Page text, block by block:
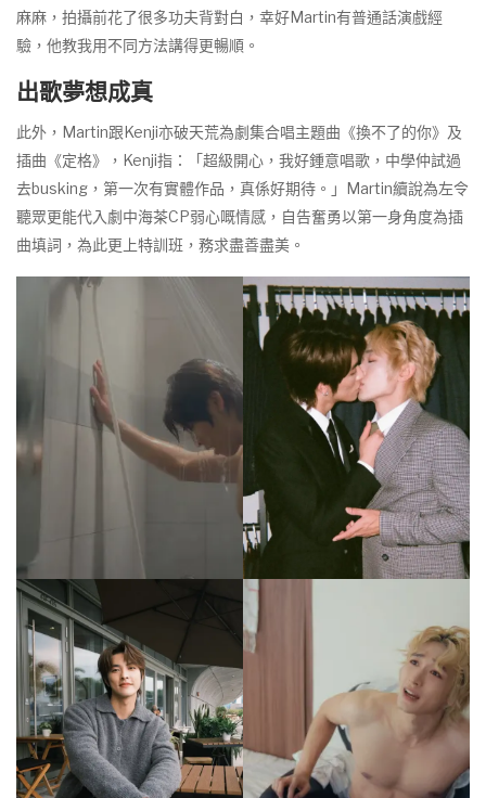
麻麻，拍攝前花了很多功夫背對白，幸好Martin有普通話演戲經
驗，他教我用不同方法講得更暢順。
出歌夢想成真
此外，Martin跟Kenji亦破天荒為劇集合唱主題曲《換不了的你》及
插曲《定格》，Kenji指：「超級開心，我好鍾意唱歌，中學仲試過
去busking，第一次有實體作品，真係好期待。」Martin續說為左令
聽眾更能代入劇中海茶CP弱心嘅情感，自告奮勇以第一身角度為插
曲填詞，為此更上特訓班，務求盡善盡美。